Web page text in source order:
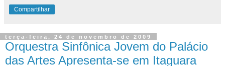
Compartilhar
terça-feira, 24 de novembro de 2009
Orquestra Sinfônica Jovem do Palácio
das Artes Apresenta-se em Itaguara